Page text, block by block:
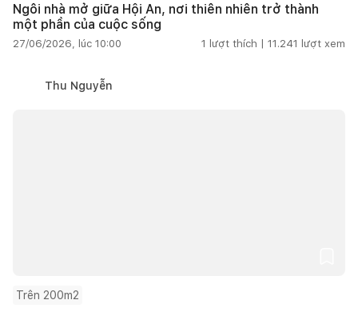
Ngôi nhà mở giữa Hội An, nơi thiên nhiên trở thành
một phần của cuộc sống
27/06/2026, lúc 10:00 1 lượt thích | 11.241 lượt xem
Thu Nguyễn
Trên 200m2